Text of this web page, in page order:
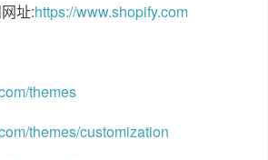
址:https://www.shopify.com
themes
themes/customization